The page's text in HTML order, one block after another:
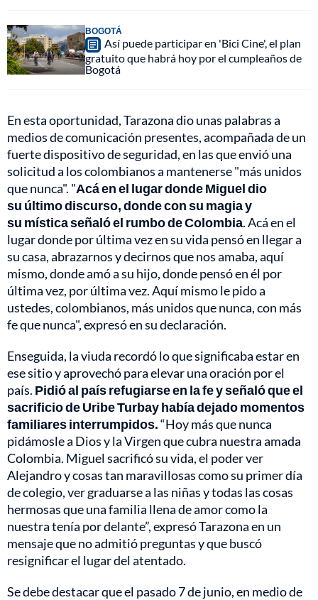
BOGOTÁ
Así puede participar en 'Bici Cine', el plan
gratuito que habrá hoy por el cumpleaños de
Bogotá
En esta oportunidad, Tarazona dio unas palabras a
medios de comunicación presentes, acompañada de un
fuerte dispositivo de seguridad, en las que envió una
solicitud a los colombianos a mantenerse "más unidos
que nunca". "Acá en el lugar donde Miguel dio
su último discurso, donde con su magia y
su mística señaló el rumbo de Colombia. Acá en el
lugar donde por última vez en su vida pensó en llegar a
su casa, abrazarnos y decirnos que nos amaba, aquí
mismo, donde amó a su hijo, donde pensó en él por
última vez, por última vez. Aquí mismo le pido a
ustedes, colombianos, más unidos que nunca, con más
fe que nunca", expresó en su declaración.
Enseguida, la viuda recordó lo que significaba estar en
ese sitio y aprovechó para elevar una oración por el
país. Pidió al país refugiarse en la fe y señaló que el
sacrificio de Uribe Turbay había dejado momentos
familiares interrumpidos.“Hoy más que nunca
pidámosle a Dios y la Virgen que cubra nuestra amada
Colombia. Miguel sacrificó su vida, el poder ver
Alejandro y cosas tan maravillosas como su primer día
de colegio, ver graduarse a las niñas y todas las cosas
hermosas que una familia llena de amor como la
nuestra tenía por delante”, expresó Tarazona en un
mensaje que no admitió preguntas y que buscó
resignificar el lugar del atentado.
Se debe destacar que el pasado 7 de junio, en medio de